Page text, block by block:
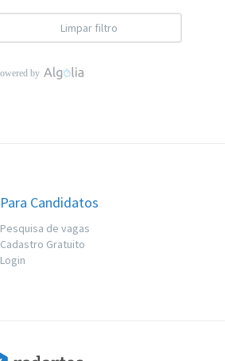
Limpar filtro
Para Candidatos
Pesquisa de vagas
Cadastro Gratuito
Login